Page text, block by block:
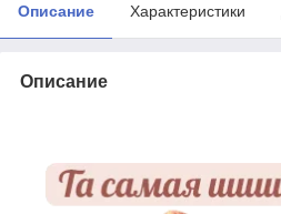
Описание Характеристики
Описание